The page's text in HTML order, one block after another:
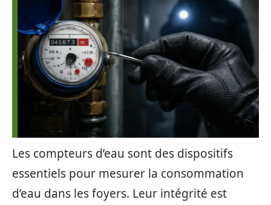
Les compteurs d’eau sont des dispositifs
essentiels pour mesurer la consommation
d’eau dans les foyers. Leur intégrité est